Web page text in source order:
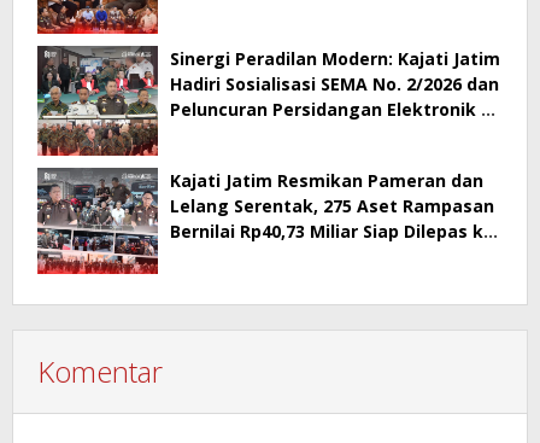
Sinergi Peradilan Modern: Kajati Jatim
Hadiri Sosialisasi SEMA No. 2/2026 dan
Peluncuran Persidangan Elektronik di
Kajati Jatim Resmikan Pameran dan
Lelang Serentak, 275 Aset Rampasan
Bernilai Rp40,73 Miliar Siap Dilepas ke
Komentar